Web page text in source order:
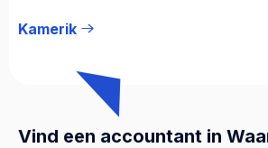
Kamerik
Vind een accountant in